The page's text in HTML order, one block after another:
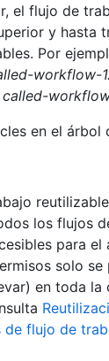
el flujo de
y hasta
Por
workflow-
called-
en el árbol
los flujos
para el
solo se
en toda la
de flujo de